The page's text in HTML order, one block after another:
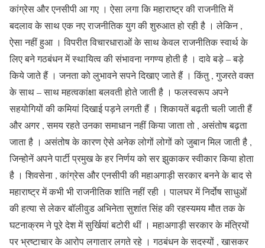
कांग्रेस और एनसीपी आ गए । ऐसा लगा कि महाराष्ट्र की राजनीति में
बदलाव के साथ एक नए राजनीतिक युग की शुरुआत हो रही है । लेकिन ,
ऐसा नहीं हुआ । विपरीत विचारधाराओं के साथ केवल राजनीतिक स्वार्थ के
लिए बने गठबंधन में स्थायित्व की संभावना नगण्य होती है । दावे बड़े – बड़े
किये जाते हैं । जनता को लुभावने सपने दिखाए जाते हैं । किंतु , गुजरते वक्त
के साथ – साथ महत्वकांक्षा बलवती होते जाती है । फलस्वरूप अपने
सहयोगियों की कमियां दिखाई पड़ने लगती हैं । शिकायतें बढ़ती चली जाती हैं
और अगर , समय रहते उनका समाधान नहीं किया जाता तो , असंतोष बढ़ता
जाता है । असंतोष के कारण ऐसे अनेक लोगों लोगों को जुबान मिल जाती है ,
जिन्होनें अपने पार्टी प्रमुख के हर निर्णय को सर झुकाकर स्वीकार किया होता
है । शिवसेना , कांग्रेस और एनसीपी की महाअगाड़ी सरकार बनने के बाद से
महाराष्ट्र में कभी भी राजनीतिक शांति नहीं रही । पालघर में निर्दोष साधुओं
की हत्या से लेकर बॉलीवुड अभिनेता सुशांत सिंह की रहस्यमय मौत तक के
घटनाक्रम ने पूरे देश में सुर्खियां बटोरी थीं । महाअगाड़ी सरकार के मंत्रियों
पर भ्रष्टाचार के आरोप लगातार लगते रहे । गठबंधन के सदस्यों , खासकर